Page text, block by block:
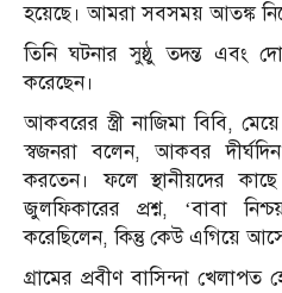
হয়েছে। আমরা সবসময় আতঙ্ক
তিনি ঘটনার সুষ্ঠু তদন্ত এবং
করেছেন।
আকবরের স্ত্রী নাজিমা বিবি,
স্বজনরা বলেন, আকবর
করতেন। ফলে স্থানীয়দের
জুলফিকারের প্রশ্ন, ‘বাবা
করেছিলেন, কিন্তু কেউ এগিয়ে
গ্রামের প্রবীণ বাসিন্দা